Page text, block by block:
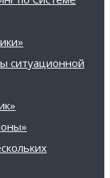
ситуационной